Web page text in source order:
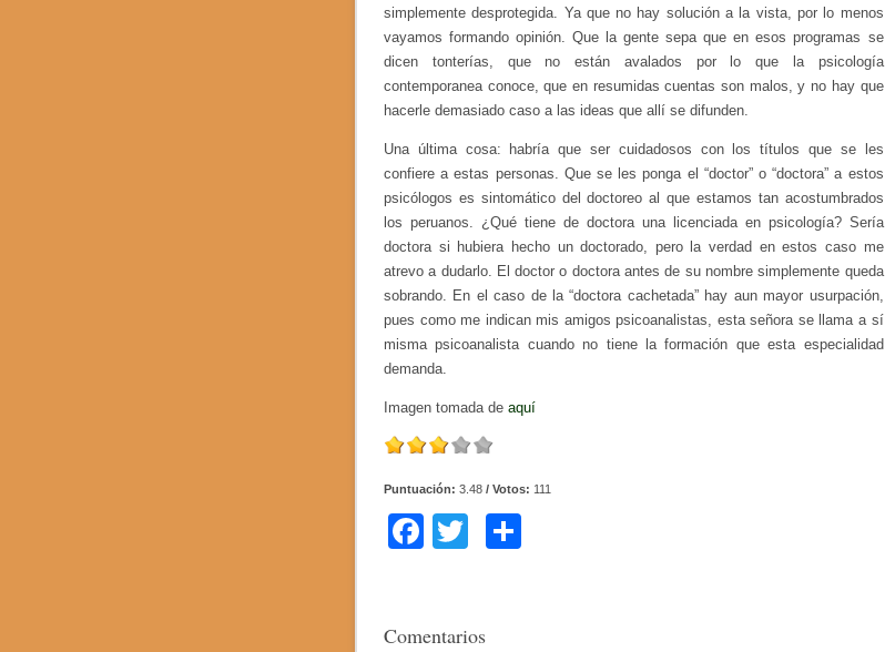
simplemente desprotegida. Ya que no hay solución a la vista, por lo menos
vayamos formando opinión. Que la gente sepa que en esos programas se
dicen tonterías, que no están avalados por lo que la psicología
contemporanea conoce, que en resumidas cuentas son malos, y no hay que
hacerle demasiado caso a las ideas que allí se difunden.
Una última cosa: habría que ser cuidadosos con los títulos que se les
confiere a estas personas. Que se les ponga el “doctor” o “doctora” a estos
psicólogos es sintomático del doctoreo al que estamos tan acostumbrados
los peruanos. ¿Qué tiene de doctora una licenciada en psicología? Sería
doctora si hubiera hecho un doctorado, pero la verdad en estos caso me
atrevo a dudarlo. El doctor o doctora antes de su nombre simplemente queda
sobrando. En el caso de la “doctora cachetada” hay aun mayor usurpación,
pues como me indican mis amigos psicoanalistas, esta señora se llama a sí
misma psicoanalista cuando no tiene la formación que esta especialidad
demanda.
Imagen tomada de aquí
Puntuación: 3.48 / Votos: 111
F
e
er
Comentarios